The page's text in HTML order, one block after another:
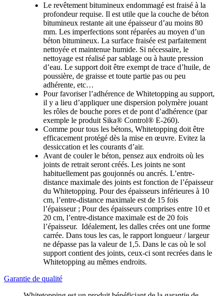
Le revêtement bitumineux endommagé est fraisé à la
profondeur requise. Il est utile que la couche de béton
bitumineux restante ait une épaisseur d’au moins 80
mm. Les imperfections sont réparées au moyen d’un
béton bitumineux. La surface fraisée est parfaitement
nettoyée et maintenue humide. Si nécessaire, le
nettoyage est réalisé par sablage ou à haute pression
d’eau. Le support doit être exempt de trace d’huile, de
poussière, de graisse et toute partie pas ou peu
adhérente, etc…
Pour favoriser l’adhérence de Whitetopping au support,
il y a lieu d’appliquer une dispersion polymère jouant
les rôles de bouche pores et de pont d’adhérence (par
exemple le produit Sika® Control® E-260).
Comme pour tous les bétons, Whitetopping doit être
efficacement protégé dès la mise en œuvre. Evitez la
dessiccation et les courants d’air.
Avant de couler le béton, pensez aux endroits où les
joints de retrait seront créés. Les joints ne sont
habituellement pas goujonnés ou ancrés. L’entre-
distance maximale des joints est fonction de l’épaisseur
du Whitetopping. Pour des épaisseurs inférieures à 10
cm, l’entre-distance maximale est de 15 fois
l’épaisseur ; Pour des épaisseurs comprises entre 10 et
20 cm, l’entre-distance maximale est de 20 fois
l’épaisseur. Idéalement, les dalles crées ont une forme
carrée. Dans tous les cas, le rapport longueur / largeur
ne dépasse pas la valeur de 1,5. Dans le cas où le sol
support contient des joints, ceux-ci sont recrées dans le
Whitetopping au mêmes endroits.
Garantie de qualité